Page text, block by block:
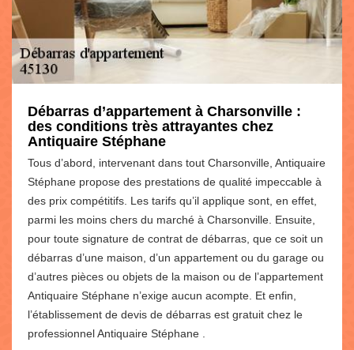
Débarras d’appartement à Charsonville :
des conditions très attrayantes chez
Antiquaire Stéphane
Tous d’abord, intervenant dans tout Charsonville, Antiquaire
Stéphane propose des prestations de qualité impeccable à
des prix compétitifs. Les tarifs qu’il applique sont, en effet,
parmi les moins chers du marché à Charsonville. Ensuite,
pour toute signature de contrat de débarras, que ce soit un
débarras d’une maison, d’un appartement ou du garage ou
d’autres pièces ou objets de la maison ou de l’appartement
Antiquaire Stéphane n’exige aucun acompte. Et enfin,
l’établissement de devis de débarras est gratuit chez le
professionnel Antiquaire Stéphane .